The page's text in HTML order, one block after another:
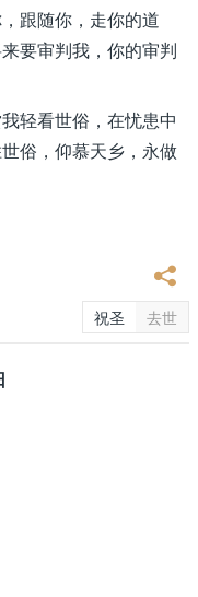
跟随你，走你的道
要审判我，你的审判
轻看世俗，在忧患中
俗，仰慕天乡，永做
祝圣 去世